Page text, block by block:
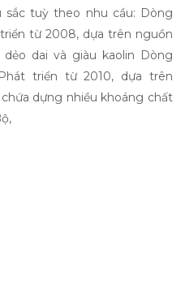
sắc tuỳ theo nhu cầu: Dòng
từ 2008, dựa trên nguồn
dai và giàu kaolin Dòng
triển từ 2010, dựa trên
dựng nhiều khoáng chất